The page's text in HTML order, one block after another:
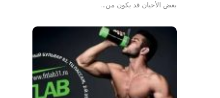
بعض الأحيان قد يكون من…